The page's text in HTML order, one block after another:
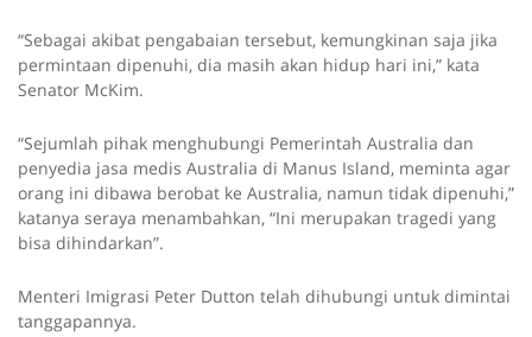
“Sebagai akibat pengabaian tersebut, kemungkinan saja jika
permintaan dipenuhi, dia masih akan hidup hari ini,” kata
Senator McKim.
“Sejumlah pihak menghubungi Pemerintah Australia dan
penyedia jasa medis Australia di Manus Island, meminta agar
orang ini dibawa berobat ke Australia, namun tidak dipenuhi,”
katanya seraya menambahkan, “Ini merupakan tragedi yang
bisa dihindarkan”.
Menteri Imigrasi Peter Dutton telah dihubungi untuk dimintai
tanggapannya.